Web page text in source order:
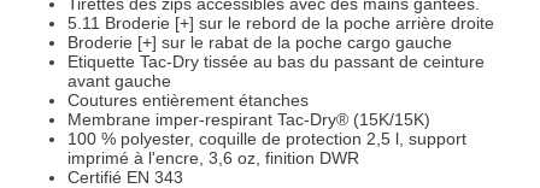
5.11 Broderie [+] sur le rebord de la poche arrière droite
Broderie [+] sur le rabat de la poche cargo gauche
Etiquette Tac-Dry tissée au bas du passant de ceinture
avant gauche
Coutures entièrement étanches
Membrane imper-respirant Tac-Dry® (15K/15K)
100 % polyester, coquille de protection 2,5 l, support
imprimé à l'encre, 3,6 oz, finition DWR
Certifié EN 343